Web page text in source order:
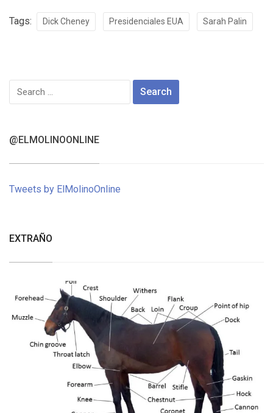
Tags: Dick Cheney Presidenciales EUA Sarah Palin
Search
for:
@ELMOLINOONLINE
Tweets by ElMolinoOnline
EXTRAÑO